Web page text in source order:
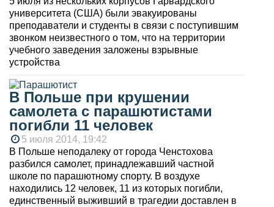
университета (США) были эвакуированы
преподаватели и студенты в связи с поступившим
звонком неизвестного о том, что на территории
учебного заведения заложены взрывные
устройства
В Польше при крушении
самолета с парашютистами
погибли 11 человек
5 июля 2014, 19:42
В Польше неподалеку от города Ченстохова
разбился самолет, принадлежавший частной
школе по парашютному спорту. В воздухе
находились 12 человек, 11 из которых погибли,
единственный выживший в трагедии доставлен в